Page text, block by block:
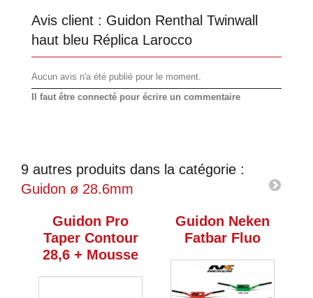
Avis client : Guidon Renthal Twinwall
haut bleu Réplica Larocco
Aucun avis n'a été publié pour le moment.
Il faut être connecté pour écrire un commentaire
9 autres produits dans la catégorie :
Guidon ø 28.6mm
Guidon Pro
Taper Contour
28,6 + Mousse
Guidon Neken
Fatbar Fluo